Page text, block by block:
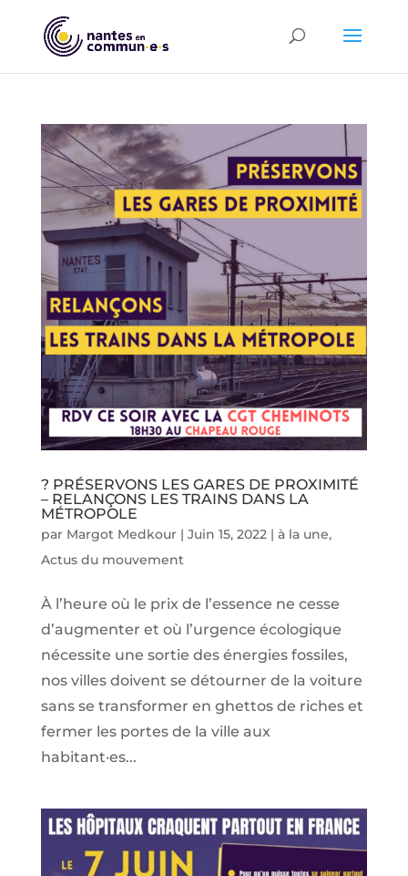
? PRÉSERVONS LES GARES DE PROXIMITÉ
– RELANÇONS LES TRAINS DANS LA
MÉTROPOLE
par Margot Medkour| Juin 15, 2022| à la une,
Actus du mouvement
À l’heure où le prix de l’essence ne cesse
d’augmenter et où l’urgence écologique
nécessite une sortie des énergies fossiles,
nos villes doivent se détourner de la voiture
sans se transformer en ghettos de riches et
fermer les portes de la ville aux
habitant·es...